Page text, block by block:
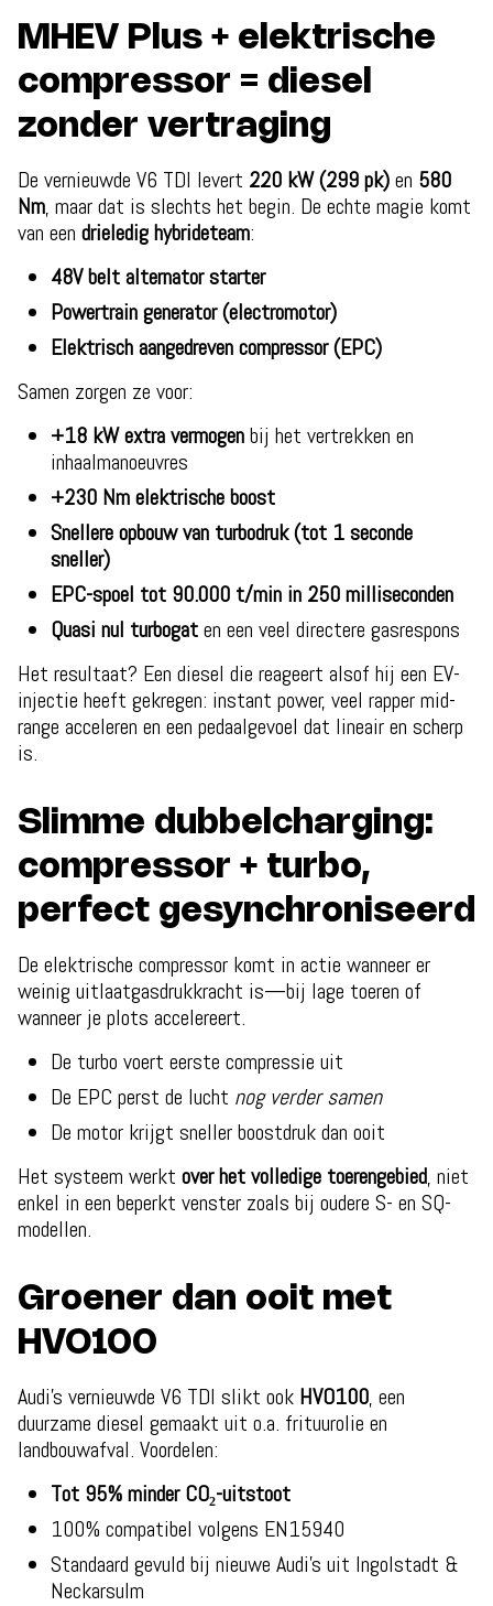
MHEV Plus + elektrische
compressor = diesel
zonder vertraging
De vernieuwde V6 TDI levert 220 kW (299 pk)en 580
Nm, maar dat is slechts het begin. De echte magie komt
van een drieledig hybrideteam:
48V belt alternator starter
Powertrain generator (electromotor)
Elektrisch aangedreven compressor (EPC)
Samen zorgen ze voor:
+18 kW extra vermogenbij het vertrekken en
inhaalmanoeuvres
+230 Nm elektrische boost
Snellere opbouw van turbodruk (tot 1 seconde
sneller)
EPC-spoel tot 90.000 t/min in 250 milliseconden
Quasi nul turbogaten een veel directere gasrespons
Het resultaat? Een diesel die reageert alsof hij een EV-
injectie heeft gekregen: instant power, veel rapper mid-
range acceleren en een pedaalgevoel dat lineair en scherp
is.
Slimme dubbelcharging:
compressor + turbo,
perfect gesynchroniseerd
De elektrische compressor komt in actie wanneer er
weinig uitlaatgasdrukkracht is—bij lage toeren of
wanneer je plots accelereert.
De turbo voert eerste compressie uit
De EPC perst de lucht nog verder samen
De motor krijgt sneller boostdruk dan ooit
Het systeem werkt over het volledige toerengebied, niet
enkel in een beperkt venster zoals bij oudere S- en SQ-
modellen.
Groener dan ooit met
HVO100
Audi’s vernieuwde V6 TDI slikt ook HVO100, een
duurzame diesel gemaakt uit o.a. frituurolie en
landbouwafval. Voordelen:
Tot 95% minder CO₂-uitstoot
100% compatibel volgens EN15940
Standaard gevuld bij nieuwe Audi’s uit Ingolstadt &
Neckarsulm